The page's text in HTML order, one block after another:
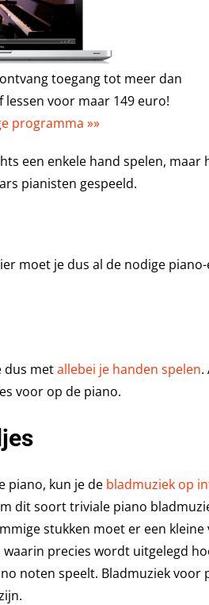
toegang tot meer dan
voor maar 149 euro!
programma »»
een enkele hand spelen, maar
pianisten gespeeld.
moet je dus al de nodige
dus metallebei je handen spelen.
voor op de piano.
piano, kun je de bladmuziek op
dit soort triviale piano
stukken moet er een
waarin precies wordt uitgelegd
noten speelt. Bladmuziek voor